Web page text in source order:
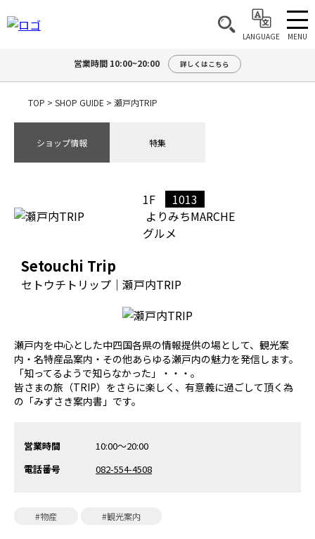
LANGUAGE MENU
営業時間 10:00~20:00 詳しくはこちら
TOP > SHOP GUIDE > 瀬戸内TRIP
ショップ情報 特集
1F
1013
よりみちMARCHE
グルメ
Setouchi Trip
セトウチトリップ｜瀬戸内TRIP
瀬戸内を中心とした中四国各県の情報提供の場として、観光案
内・名特産品案内・その他あらゆる瀬戸内の魅力を発信します。
「知ってるようで知らなかった」・・・。
皆さまの旅（TRIP）をさらに楽しく、有意義に過ごして頂く為
の「みずさき案内書」です。
営業時間
10:00～20:00
電話番号
082-554-4508
#物産 #観光案内